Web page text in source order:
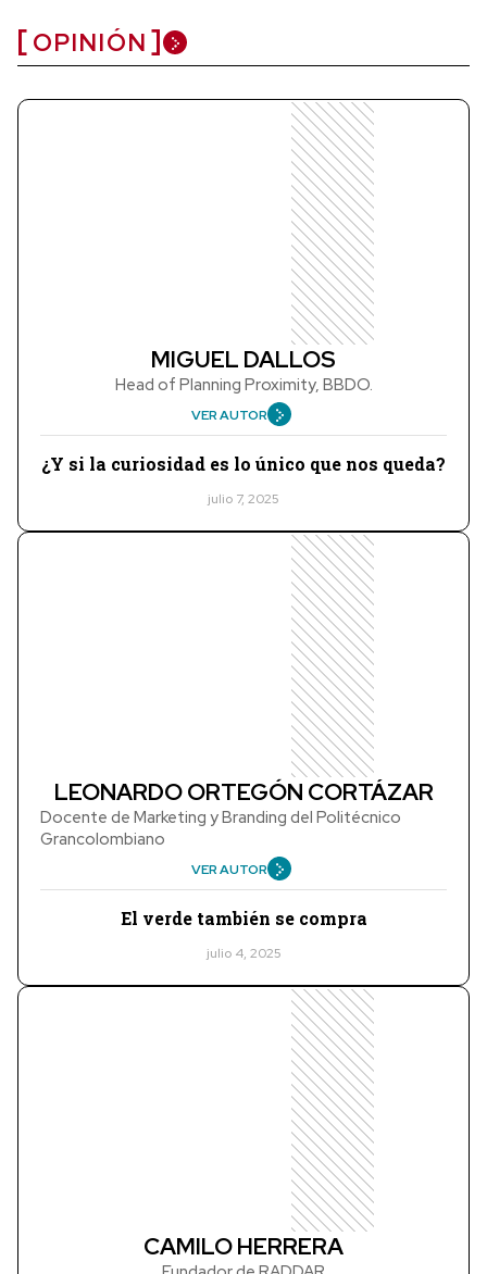
OPINIÓN
MIGUEL DALLOS
Head of Planning Proximity, BBDO.
VER AUTOR
¿Y si la curiosidad es lo único que nos queda?
julio 7, 2025
LEONARDO ORTEGÓN CORTÁZAR
Docente de Marketing y Branding del Politécnico
Grancolombiano
VER AUTOR
El verde también se compra
julio 4, 2025
CAMILO HERRERA